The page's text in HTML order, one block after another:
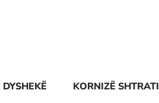
DYSHEKË KORNIZË SHTRATI